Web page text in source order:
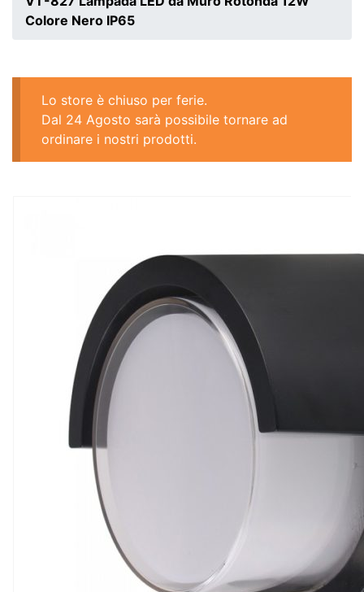
Colore Nero IP65
Lo store è chiuso per ferie.
Dal 24 Agosto sarà possibile tornare ad
ordinare i nostri prodotti.